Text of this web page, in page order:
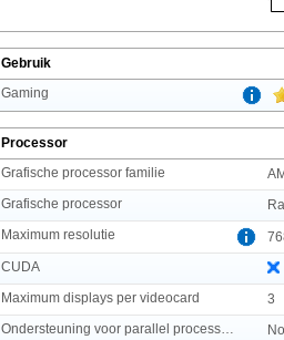
Gebruik
Gaming
Processor
Grafische processor familie
Grafische processor
Maximum resolutie
CUDA
Maximum displays per videocard
3